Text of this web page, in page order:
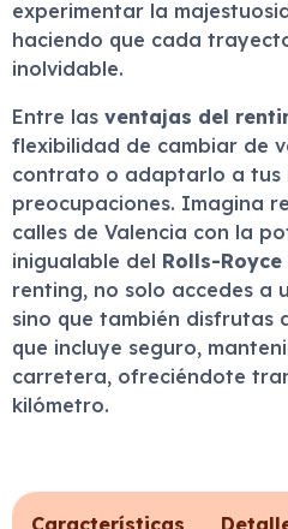
experimentar la
haciendo que cada
inolvidable.
Entre las ventajas del
flexibilidad de cambiar de
contrato o adaptarlo a tus
preocupaciones. Imagina
calles de Valencia con la
inigualable del Rolls-Royce
renting, no solo accedes a
sino que también disfrutas
que incluye seguro,
carretera, ofreciéndote
kilómetro.
Características